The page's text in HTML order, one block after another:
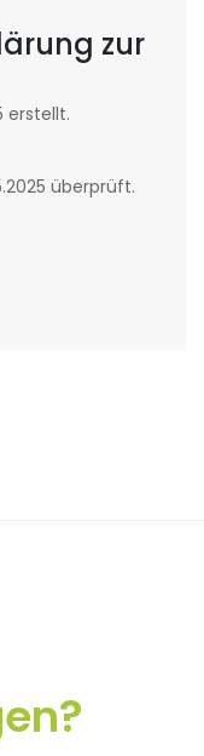
zur
erstellt.
überprüft.